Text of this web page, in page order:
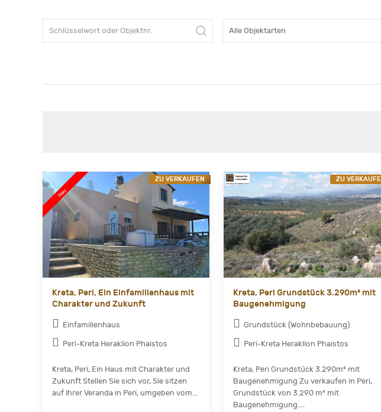
Kreta, Peri, Ein Einfamilienhaus mit
Charakter und Zukunft
Einfamilienhaus
Peri-Kreta Heraklion Phaistos
Kreta, Peri, Ein Haus mit Charakter und
Zukunft Stellen Sie sich vor, Sie sitzen
auf Ihrer Veranda in Peri, umgeben vom...
ZU VERKAUFEN
Kreta, Peri Grundstück 3.290m² mit
Baugenehmigung
Grundstück (Wohnbebauung)
Peri-Kreta Heraklion Phaistos
Kreta, Peri Grundstück 3.290m² mit
Baugenehmigung Zu verkaufen in Peri,
Grundstück von 3.290 m² mit
Baugenehmigung....
ZU